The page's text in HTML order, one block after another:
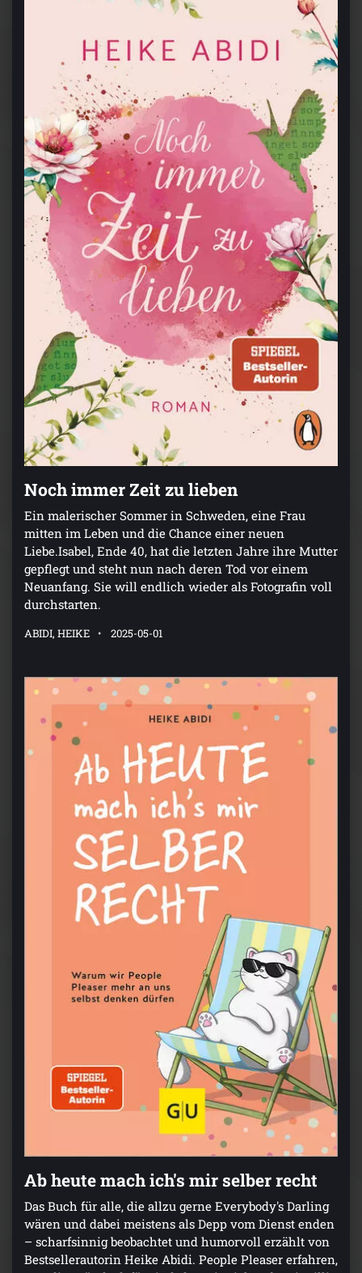
Noch immer Zeit zu lieben
Ein malerischer Sommer in Schweden, eine Frau
mitten im Leben und die Chance einer neuen
Liebe.Isabel, Ende 40, hat die letzten Jahre ihre Mutter
gepflegt und steht nun nach deren Tod vor einem
Neuanfang. Sie will endlich wieder als Fotografin voll
durchstarten.
ABIDI, HEIKE 2025-05-01
Ab heute mach ich's mir selber recht
Das Buch für alle, die allzu gerne Everybody's Darling
wären und dabei meistens als Depp vom Dienst enden
– scharfsinnig beobachtet und humorvoll erzählt von
Bestsellerautorin Heike Abidi. People Pleaser erfahren,